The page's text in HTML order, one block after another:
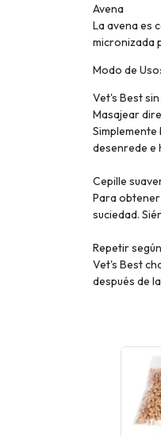
Avena
La avena es
micronizada
Modo de Uso:
Vet's Best
Masajear
Simplemente
desenrede e
Cepille
Para obtener
suciedad.
Repetir
Vet's Best
después de